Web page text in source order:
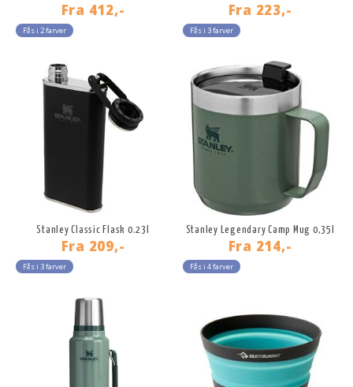
Fra 412,-
Fås i 2 farver
Fra 223,-
Fås i 3 farver
Stanley Classic Flask 0.23l
Fra 209,-
Fås i 3 farver
Stanley Legendary Camp Mug 0,35l
Fra 214,-
Fås i 4 farver